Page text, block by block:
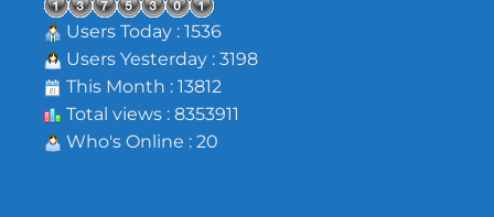
Users Today : 1536
Users Yesterday : 3198
This Month : 13812
Total views : 8353911
Who's Online : 20